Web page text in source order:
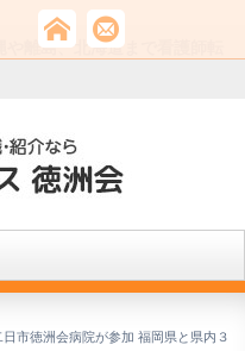
離島、北海道まで看護師転
市徳洲会病院が参加 福岡県と県内３